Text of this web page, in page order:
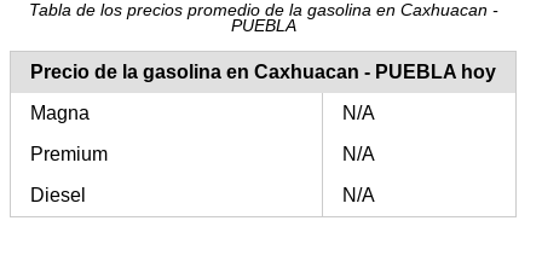
Tabla de los precios promedio de la gasolina en Caxhuacan -
PUEBLA
Precio de la gasolina en Caxhuacan - PUEBLA hoy
Magna
N/A
Premium
N/A
Diesel
N/A